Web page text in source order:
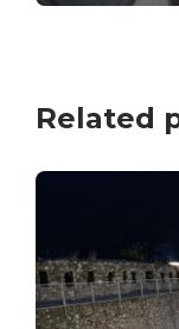
Related